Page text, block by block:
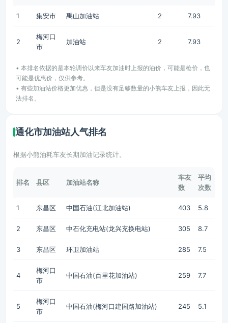
1 集安市 禹山加油站 2 7.93
2
梅河口
市
加油站 2 7.93
• 本排名依据的是本轮调价以来车友加油时上报的油价，可能是枪价，也
可能是优惠价，仅供参考。
• 有些加油站价格更加优惠，但是没有足够数量的小熊车友上报，因此无
法排名。
通化市加油站人气排名
根据小熊油耗车友长期加油记录统计。
排名 县区 加油站名称
车友
数
平均
次数
1 东昌区 中国石油(江北加油站) 403 5.8
2 东昌区 中石化充电站(龙兴充换电站) 305 8.7
3 东昌区 环卫加油站 285 7.5
4
梅河口
市
中国石油(百里花加油站) 259 7.7
5
梅河口
市
中国石油(梅河口建国路加油站) 245 5.1